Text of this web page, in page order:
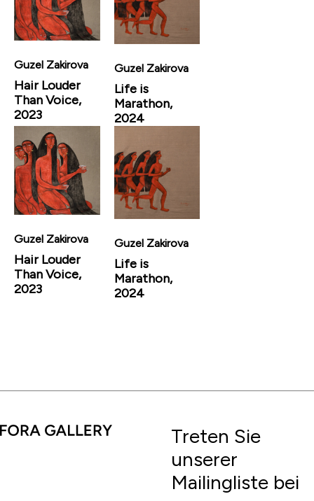
Guzel Zakirova
Hair Louder
Than Voice,
2023
Guzel Zakirova
Life is
Marathon,
2024
Guzel Zakirova
Hair Louder
Than Voice,
2023
Guzel Zakirova
Life is
Marathon,
2024
Treten Sie
unserer
Mailingliste bei